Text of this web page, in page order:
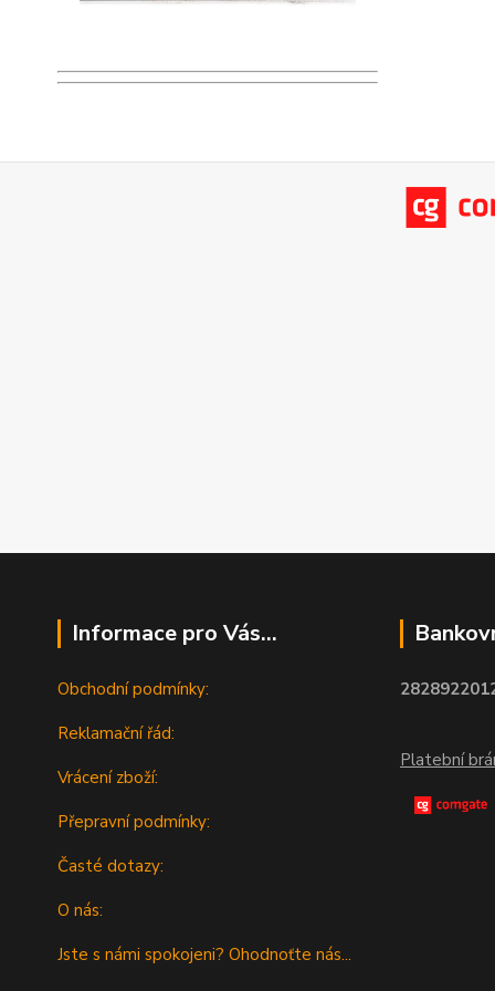
Informace pro Vás...
Obchodní podmínky:
Reklamační řád:
Vrácení zboží:
Přepravní podmínky:
Časté dotazy:
O nás:
Jste s námi spokojeni? Ohodnoťte nás...
Platební